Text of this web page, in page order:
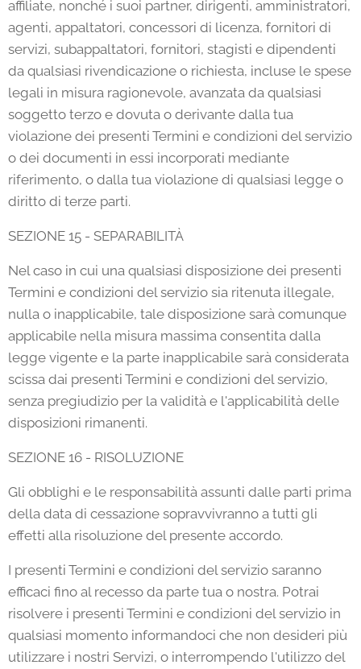
affiliate, nonché i suoi partner, dirigenti, amministratori,
agenti, appaltatori, concessori di licenza, fornitori di
servizi, subappaltatori, fornitori, stagisti e dipendenti
da qualsiasi rivendicazione o richiesta, incluse le spese
legali in misura ragionevole, avanzata da qualsiasi
soggetto terzo e dovuta o derivante dalla tua
violazione dei presenti Termini e condizioni del servizio
o dei documenti in essi incorporati mediante
riferimento, o dalla tua violazione di qualsiasi legge o
diritto di terze parti.
SEZIONE 15 - SEPARABILITÀ
Nel caso in cui una qualsiasi disposizione dei presenti
Termini e condizioni del servizio sia ritenuta illegale,
nulla o inapplicabile, tale disposizione sarà comunque
applicabile nella misura massima consentita dalla
legge vigente e la parte inapplicabile sarà considerata
scissa dai presenti Termini e condizioni del servizio,
senza pregiudizio per la validità e l'applicabilità delle
disposizioni rimanenti.
SEZIONE 16 - RISOLUZIONE
Gli obblighi e le responsabilità assunti dalle parti prima
della data di cessazione sopravvivranno a tutti gli
effetti alla risoluzione del presente accordo.
I presenti Termini e condizioni del servizio saranno
efficaci fino al recesso da parte tua o nostra. Potrai
risolvere i presenti Termini e condizioni del servizio in
qualsiasi momento informandoci che non desideri più
utilizzare i nostri Servizi, o interrompendo l'utilizzo del